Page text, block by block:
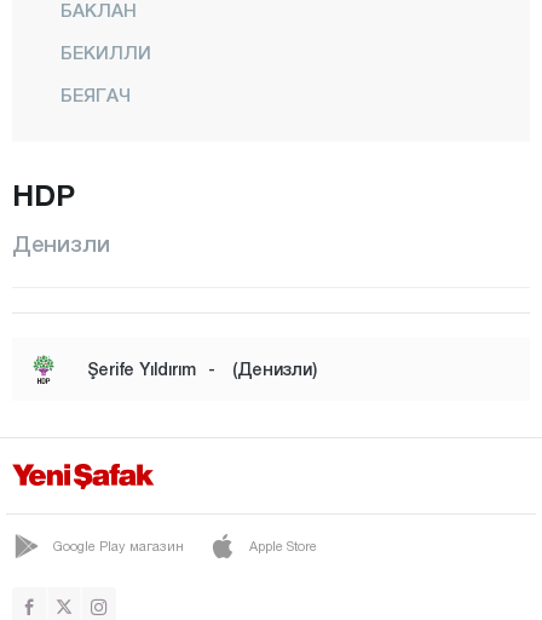
БАКЛАН
БЕКИЛЛИ
БЕЯГАЧ
ХОНАЗ
КАЛЕ
МЕРКЕЗЕФЕНДИ
ПАМУККАЛЕ
САРАЙКОЙ
HDP
Денизли
Şerife Yıldırım - (Денизли)
Google Play магазин Apple Store